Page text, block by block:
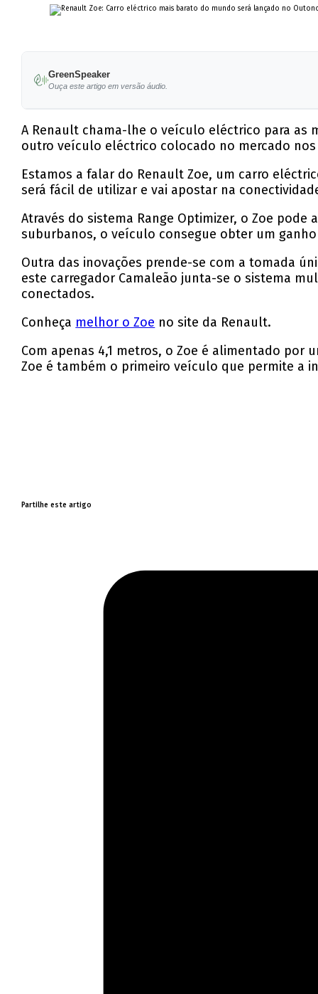
GreenSpeaker
Ouça este artigo em versão áudio.
A Renault chama-lhe o veículo eléctrico para as
outro veículo eléctrico colocado no mercado
Estamos a falar do Renault Zoe, um carro
será fácil de utilizar e vai apostar na
Através do sistema Range Optimizer, o Zoe
suburbanos, o veículo consegue obter um
Outra das inovações prende-se com a tomada
este carregador Camaleão junta-se o sistema
conectados.
Conheça melhor o Zoe no site da Renault.
Com apenas 4,1 metros, o Zoe é alimentado
Zoe é também o primeiro veículo que permite a
Partilhe este artigo